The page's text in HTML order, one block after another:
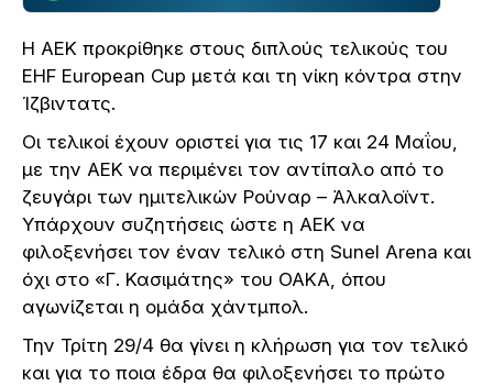
Η ΑΕΚ προκρίθηκε στους διπλούς τελικούς του
EHF European Cup μετά και τη νίκη κόντρα στην
Ίζβιντατς.
Οι τελικοί έχουν οριστεί για τις 17 και 24 Μαΐου,
με την ΑΕΚ να περιμένει τον αντίπαλο από το
ζευγάρι των ημιτελικών Ρούναρ – Άλκαλοϊντ.
Υπάρχουν συζητήσεις ώστε η ΑΕΚ να
φιλοξενήσει τον έναν τελικό στη Sunel Arena και
όχι στο «Γ. Κασιμάτης» του ΟΑΚΑ, όπου
αγωνίζεται η ομάδα χάντμπολ.
Την Τρίτη 29/4 θα γίνει η κλήρωση για τον τελικό
και για το ποια έδρα θα φιλοξενήσει το πρώτο